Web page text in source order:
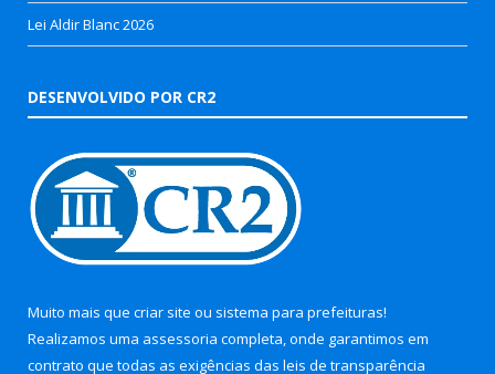
Lei Aldir Blanc 2026
DESENVOLVIDO POR CR2
Muito mais que criar site ou sistema para prefeituras!
Realizamos uma assessoria completa, onde garantimos em
contrato que todas as exigências das leis de transparência